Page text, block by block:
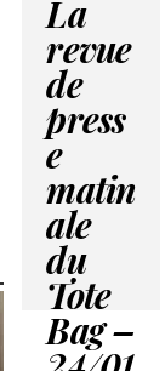
La
revue
de
press
e
matin
ale
du
Tote
Bag –